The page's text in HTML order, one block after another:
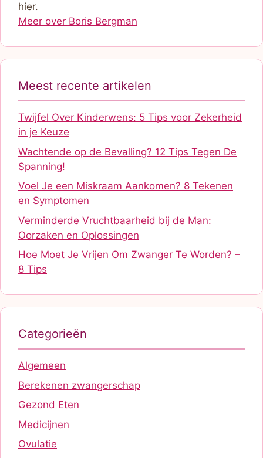
hier.
Meer over Boris Bergman
Meest recente artikelen
Twijfel Over Kinderwens: 5 Tips voor Zekerheid
in je Keuze
Wachtende op de Bevalling? 12 Tips Tegen De
Spanning!
Voel Je een Miskraam Aankomen? 8 Tekenen
en Symptomen
Verminderde Vruchtbaarheid bij de Man:
Oorzaken en Oplossingen
Hoe Moet Je Vrijen Om Zwanger Te Worden? –
8 Tips
Categorieën
Algemeen
Berekenen zwangerschap
Gezond Eten
Medicijnen
Ovulatie